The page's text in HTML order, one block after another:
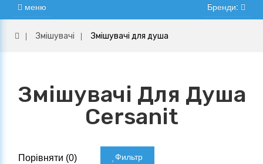
меню Бренди:
Змішувачі Змішувачі для душа
Змішувачі Для Душа
Cersanit
Порівняти (0) Фильтр